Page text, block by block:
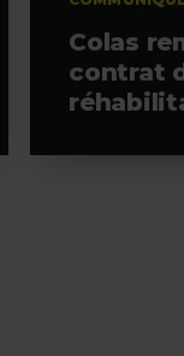
Colas
contrat